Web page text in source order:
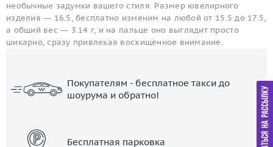
необычные задумки вашего стиля. Размер ювелирного
изделия — 16.5, бесплатно изменим на любой от 15.5 до 17.5,
а общий вес — 3.14 г, и на пальце оно выглядит просто
шикарно, сразу привлекая восхищенное внимание.
Покупателям - бесплатное такси до
шоурума и обратно!
Бесплатная парковка